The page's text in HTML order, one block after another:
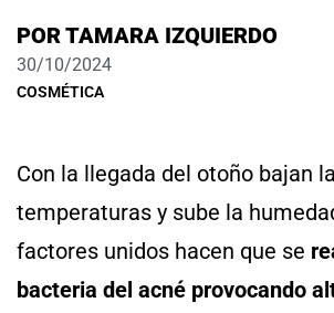
PORTAMARA IZQUIERDO
30/10/2024
COSMÉTICA
Con la llegada del otoño bajan
temperaturas y sube la
factores unidos hacen que se
bacteria del acné provocando